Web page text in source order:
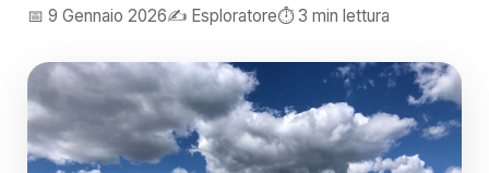
📅 9 Gennaio 2026✍️ Esploratore⏱️ 3 min lettura